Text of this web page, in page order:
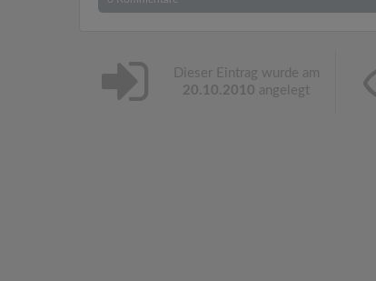
Dieser Eintrag wurde am
20.10.2010 angelegt